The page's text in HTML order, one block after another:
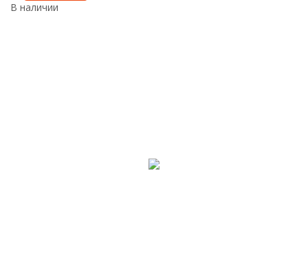
В наличии